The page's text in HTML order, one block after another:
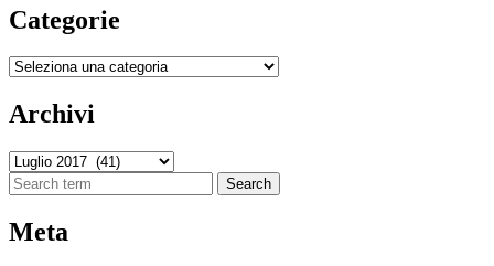
Categorie
Categorie
Archivi
Archivi
Search
Meta